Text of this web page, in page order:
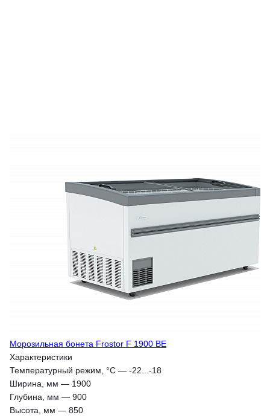
Морозильная бонета Frostor F 1900 BE
Характеристики
Температурный режим, °С — -22...-18
Ширина, мм — 1900
Глубина, мм — 900
Высота, мм — 850